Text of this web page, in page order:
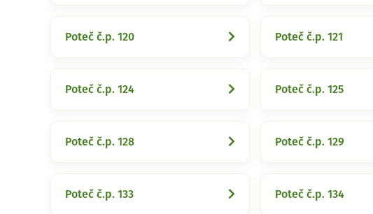
Poteč č.p. 120 Poteč č.p. 121
Poteč č.p. 124 Poteč č.p. 125
Poteč č.p. 128 Poteč č.p. 129
Poteč č.p. 133 Poteč č.p. 134